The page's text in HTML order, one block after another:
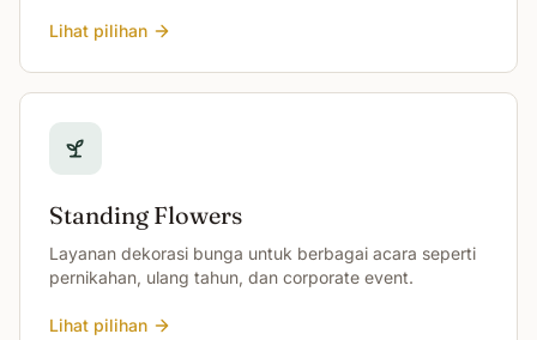
Lihat pilihan
Standing Flowers
Layanan dekorasi bunga untuk berbagai acara seperti
pernikahan, ulang tahun, dan corporate event.
Lihat pilihan